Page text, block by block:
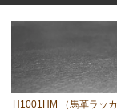
H1001HM （馬革ラッカ